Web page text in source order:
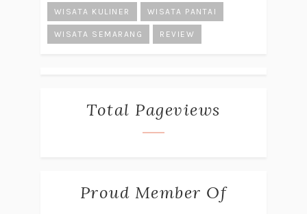
WISATA KULINER WISATA PANTAI
WISATA SEMARANG REVIEW
Total Pageviews
Proud Member Of